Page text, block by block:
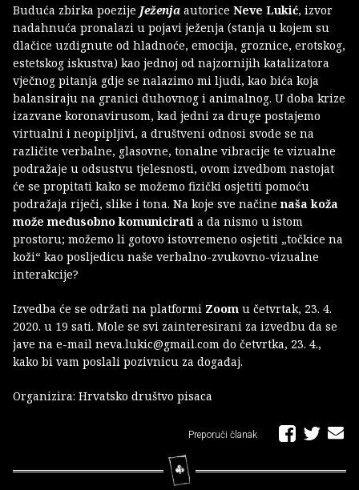
Buduća zbirka poezije Ježenja autorice Neve Lukić, izvor
nadahnuća pronalazi u pojavi ježenja (stanja u kojem su
dlačice uzdignute od hladnoće, emocija, groznice, erotskog,
estetskog iskustva) kao jednoj od najzornijih katalizatora
vječnog pitanja gdje se nalazimo mi ljudi, kao bića koja
balansiraju na granici duhovnog i animalnog. U doba krize
izazvane koronavirusom, kad jedni za druge postajemo
virtualni i neopipljivi, a društveni odnosi svode se na
različite verbalne, glasovne, tonalne vibracije te vizualne
podražaje u odsustvu tjelesnosti, ovom izvedbom nastojat
će se propitati kako se možemo fizički osjetiti pomoću
podražaja riječi, slike i tona. Na koje sve načine naša koža
može međusobno komunicirati a da nismo u istom
prostoru; možemo li gotovo istovremeno osjetiti „točkice na
koži“ kao posljedicu naše verbalno-zvukovno-vizualne
interakcije?
Izvedba će se održati na platformi Zoom u četvrtak, 23. 4.
2020. u 19 sati. Mole se svi zainteresirani za izvedbu da se
jave na e-mail neva.lukic@gmail.com do četvrtka, 23. 4.,
kako bi vam poslali pozivnicu za događaj.
Organizira: Hrvatsko društvo pisaca
Preporuči članak